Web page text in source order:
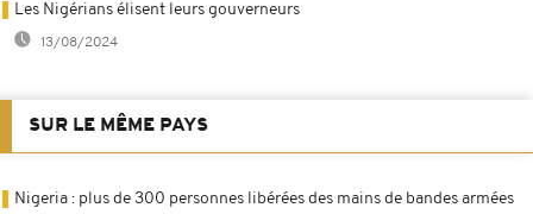
Les Nigérians élisent leurs gouverneurs
13/08/2024
SUR LE MÊME PAYS
Nigeria : plus de 300 personnes libérées des mains de bandes armées